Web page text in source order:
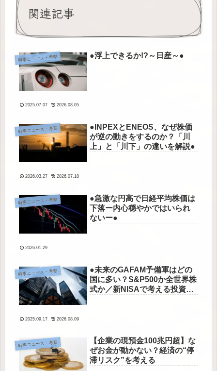
関連記事
時事ニュース・考察 ●浮上できるか!?～日産～●
2025.07.07 2026.08.05
時事ニュース・考察
●INPEXとENEOS、なぜ株価
が逆の動きをするのか？「川
上」と「川下」の違いを解説●
2026.03.27 2026.07.18
時事ニュース・考察
●急激な円高で日経平均株価は
下落ー内心穏やかではいられ
ないー●
2026.01.29
時事ニュース・考察
●未来のGAFAM予備軍はどの
国に多い？S&P500か全世界株
式か／新NISAで考える投資信
2025.09.17 2026.08.09
時事ニュース・考察
【企業の現預金100兆円超】な
ぜお金が動かない？経済の“停
滞リスク”を考える